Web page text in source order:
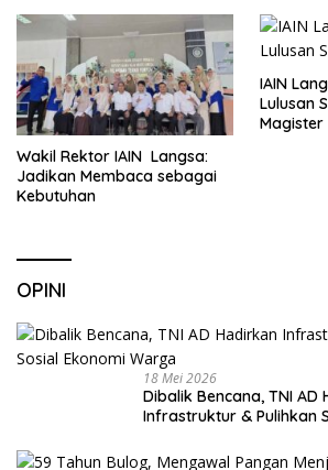
Wakil Rektor IAIN Langsa:
Jadikan Membaca sebagai
Kebutuhan
IAIN
Lulusan
Magister
OPINI
18 Mei 2026
Dibalik Bencana, TNI AD
Infrastruktur & Pulihkan